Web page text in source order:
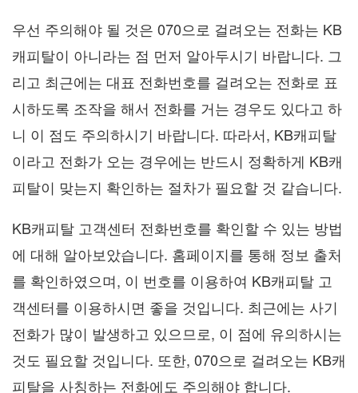
우선 주의해야 될 것은 070으로 걸려오는 전화는 KB
캐피탈이 아니라는 점 먼저 알아두시기 바랍니다. 그
리고 최근에는 대표 전화번호를 걸려오는 전화로 표
시하도록 조작을 해서 전화를 거는 경우도 있다고 하
니 이 점도 주의하시기 바랍니다. 따라서, KB캐피탈
이라고 전화가 오는 경우에는 반드시 정확하게 KB캐
피탈이 맞는지 확인하는 절차가 필요할 것 같습니다.
KB캐피탈 고객센터 전화번호를 확인할 수 있는 방법
에 대해 알아보았습니다. 홈페이지를 통해 정보 출처
를 확인하였으며, 이 번호를 이용하여 KB캐피탈 고
객센터를 이용하시면 좋을 것입니다. 최근에는 사기
전화가 많이 발생하고 있으므로, 이 점에 유의하시는
것도 필요할 것입니다. 또한, 070으로 걸려오는 KB캐
피탈을 사칭하는 전화에도 주의해야 합니다.